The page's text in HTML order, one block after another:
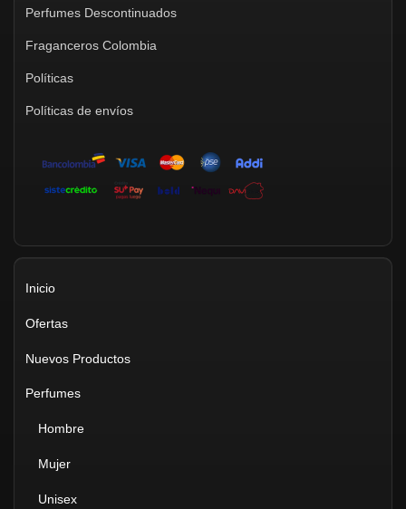
Perfumes Descontinuados
Fraganceros Colombia
Políticas
Políticas de envíos
Inicio
Ofertas
Nuevos Productos
Perfumes
Hombre
Mujer
Unisex